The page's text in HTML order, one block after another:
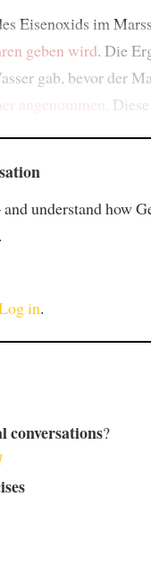
Eisenoxids im
geben wird. Die
gab, bevor der
angenommen .
understand how
in.
conversations?